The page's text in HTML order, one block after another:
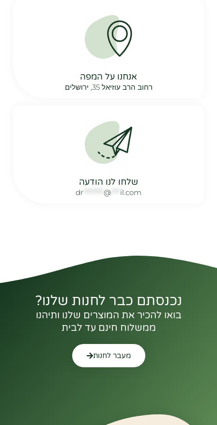
אנחנו על המפה
רחוב הרב עוזיאל 35, ירושלים
שלחו לנו הודעה
dr @ il.com
נכנסתם כבר לחנות שלנו?
בואו להכיר את המוצרים שלנו ותיהנו
ממשלוח חינם עד לבית
מעבר לחנות